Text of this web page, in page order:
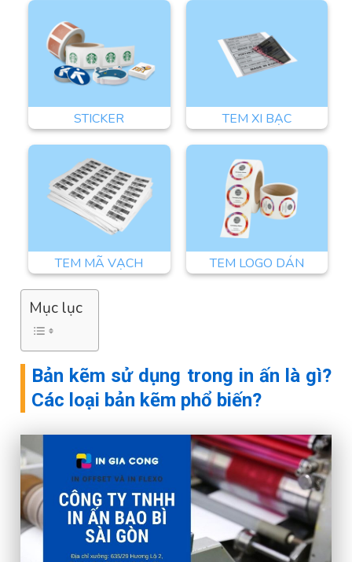
STICKER TEM XI BẠC
TEM MÃ VẠCH TEM LOGO DÁN
Mục lục
Bản kẽm sử dụng trong in ấn là gì?
Các loại bản kẽm phổ biến?